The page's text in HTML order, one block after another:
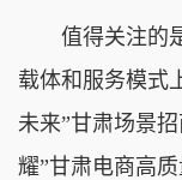
值得关注的是
载体和服务模式
未来”甘肃场景
耀”甘肃电商高